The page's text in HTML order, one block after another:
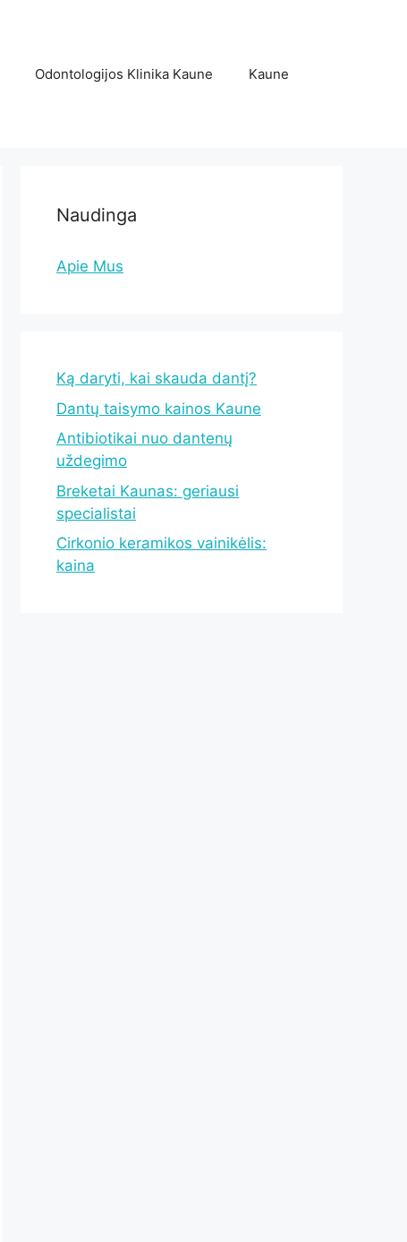
Odontologijos Klinika Kaune Kaune
Naudinga
Apie Mus
Ką daryti, kai skauda dantį?
Dantų taisymo kainos Kaune
Antibiotikai nuo dantenų
uždegimo
Breketai Kaunas: geriausi
specialistai
Cirkonio keramikos vainikėlis:
kaina